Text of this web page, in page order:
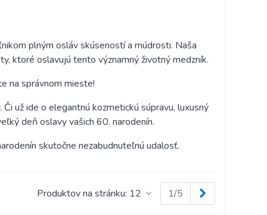
plným osláv skúseností a múdrosti. Naša
ktoré oslavujú tento významný životný medzník.
na správnom mieste!
už ide o elegantnú kozmetickú súpravu, luxusný
deň oslavy vašich 60. narodenín.
skutočne nezabudnuteľnú udalosť.
Produktov na stránku: 12 1/5